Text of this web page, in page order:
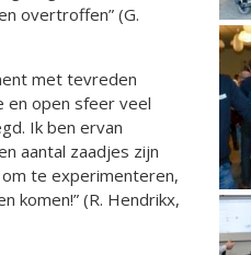
overtroffen” (G.
met tevreden
en open sfeer veel
Ik ben ervan
aantal zaadjes zijn
te experimenteren,
komen!” (R. Hendrikx,